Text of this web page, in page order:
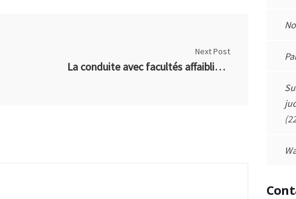
Next Post
La conduite avec facultés affaiblies est notre charge criminelle la plus courante